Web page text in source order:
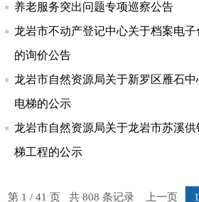
养老服务突出问题专项巡察公告
龙岩市不动产登记中心关于档案电子
的询价公告
龙岩市自然资源局关于新罗区雁石
电梯的公示
龙岩市自然资源局关于龙岩市苏溪
梯工程的公示
第 1 / 41 页 共 808 条记录 上一页 1